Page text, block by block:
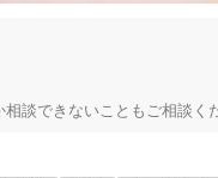
談できないこともご相談く
不妊治療をされている方の